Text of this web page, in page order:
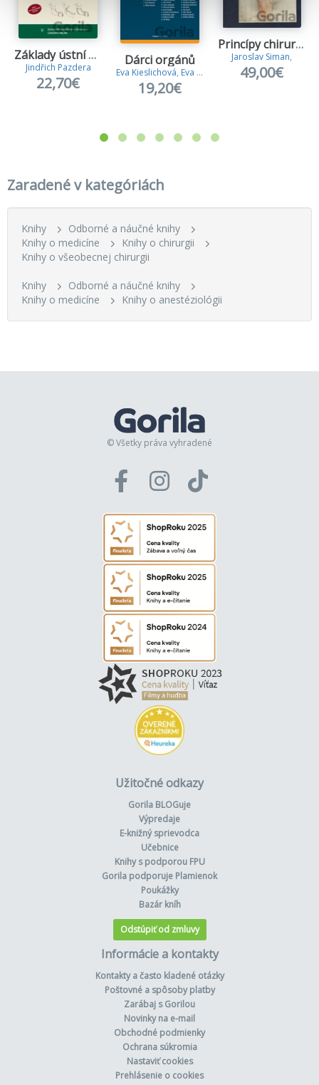
Základy ústní a čelistní chirurgie
Jindřich Pazdera
22,70€
Dárci orgánů
Eva Kieslichová, Eva Pokorná Milan Ročeň
19,20€
Princípy chirurgie
Jaroslav Siman,
49,00€
Zaradené v kategóriách
Knihy
Odborné a náučné knihy
Knihy o medicíne
Knihy o chirurgii
Knihy o všeobecnej chirurgii
Knihy
Odborné a náučné knihy
Knihy o medicíne
Knihy o anestéziológii
© Všetky práva vyhradené
Užitočné odkazy
Gorila BLOGuje
Výpredaje
E-knižný sprievodca
Učebnice
Knihy s podporou FPU
Gorila podporuje Plamienok
Poukážky
Bazár kníh
Odstúpiť od zmluvy
Informácie a kontakty
Kontakty a často kladené otázky
Poštovné a spôsoby platby
Zarábaj s Gorilou
Novinky na e-mail
Obchodné podmienky
Ochrana súkromia
Nastaviť cookies
Prehlásenie o cookies